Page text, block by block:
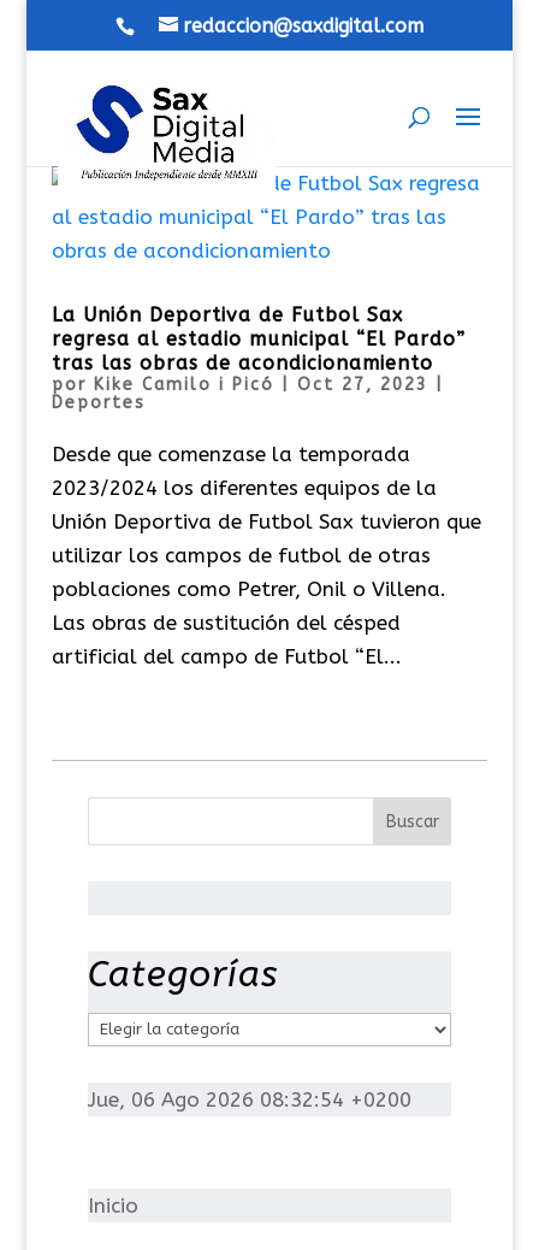
redaccion@saxdigital.com
La Unión Deportiva de Futbol Sax
regresa al estadio municipal “El Pardo”
tras las obras de acondicionamiento
por Kike Camilo i Picó Oct 27, 2023
Deportes
Desde que comenzase la temporada
2023/2024 los diferentes equipos de la
Unión Deportiva de Futbol Sax tuvieron que
utilizar los campos de futbol de otras
poblaciones como Petrer, Onil o Villena.
Las obras de sustitución del césped
artificial del campo de Futbol “El...
Categorías
t
o
Jue, 06 Ago 2026 08:32:54 +0200
Inicio